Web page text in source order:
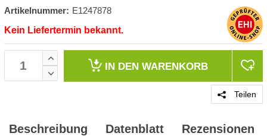
Artikelnummer: E1247878
Kein Liefertermin bekannt.
IN DEN WARENKORB
Teilen
Beschreibung Datenblatt Rezensionen